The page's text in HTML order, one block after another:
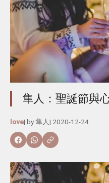
隼人：聖誕節與
love| by隼人| 2020-12-24